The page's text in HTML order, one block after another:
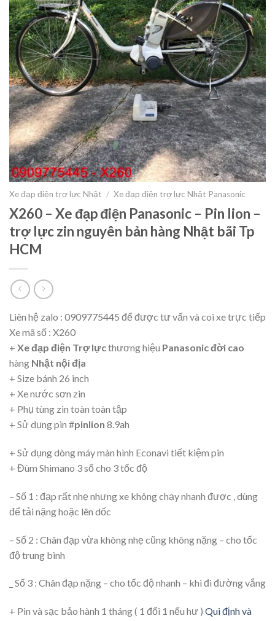
Xe đạp điện trợ lực Nhật / Xe đạp điện trợ lực Nhật Panasonic
X260 – Xe đạp điện Panasonic – Pin lion –
trợ lực zin nguyên bản hàng Nhật bãi Tp
HCM
Liên hệ zalo : 0909775445 để được tư vấn và coi xe trực tiếp
Xe mã số : X260
+ Xe đạp điện Trợ lựcthương hiệu Panasonic đời cao
hàng Nhật nội địa
+ Size bánh 26 inch
+ Xe nước sơn zin
+ Phụ tùng zin toàn toàn tập
+ Sử dụng pin #pinlion 8.9ah
+ Sử dụng dòng máy màn hình Econavi tiết kiệm pin
+ Đùm Shimano 3 số cho 3 tốc độ
– Số 1 : đạp rất nhẹ nhưng xe không chạy nhanh được , dùng
để tải nặng hoặc lên dốc
– Số 2 : Chân đạp vừa không nhẹ cũng không nặng – cho tốc
độ trung bình
_ Số 3 : Chân đạp nặng – cho tốc độ nhanh – khi đi đường vắng
+ Pin và sạc bảo hành 1 tháng ( 1 đổi 1 nếu hư ) Qui định và